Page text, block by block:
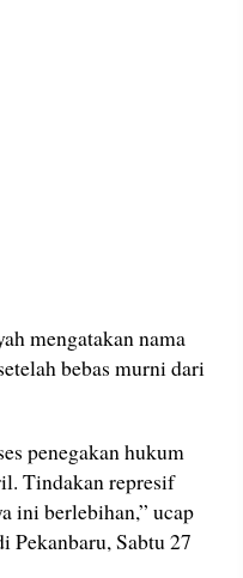
mengatakan nama
bebas murni dari
penegakan hukum
Tindakan represif
ini berlebihan,” ucap
Pekanbaru, Sabtu 27